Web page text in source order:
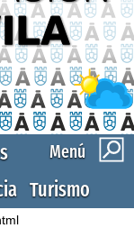
Menú
Turismo